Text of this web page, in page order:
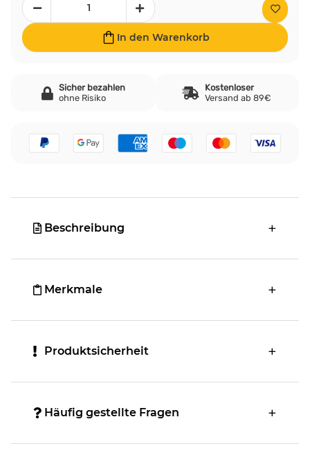
In den Warenkorb
Sicher bezahlen
ohne Risiko
Kostenloser
Versand ab 89€
Beschreibung
Merkmale
Produktsicherheit
Häufig gestellte Fragen